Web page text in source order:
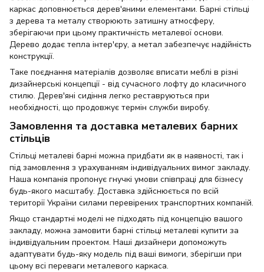
каркас доповнюється дерев'яними елементами. Барні стільці
з дерева та металу створюють затишну атмосферу,
зберігаючи при цьому практичність металевої основи.
Дерево додає тепла інтер'єру, а метал забезпечує надійність
конструкції.
Таке поєднання матеріалів дозволяє вписати меблі в різні
дизайнерські концепції - від сучасного лофту до класичного
стилю. Дерев'яні сидіння легко реставруються при
необхідності, що продовжує термін служби виробу.
Замовлення та доставка металевих барних
стільців
Стільці металеві барні можна придбати як в наявності, так і
під замовлення з урахуванням індивідуальних вимог закладу.
Наша компанія пропонує гнучкі умови співпраці для бізнесу
будь-якого масштабу. Доставка здійснюється по всій
території України силами перевірених транспортних компаній.
Якщо стандартні моделі не підходять під концепцію вашого
закладу, можна замовити барні стільці металеві купити за
індивідуальним проектом. Наші дизайнери допоможуть
адаптувати будь-яку модель під ваші вимоги, зберігши при
цьому всі переваги металевого каркаса.